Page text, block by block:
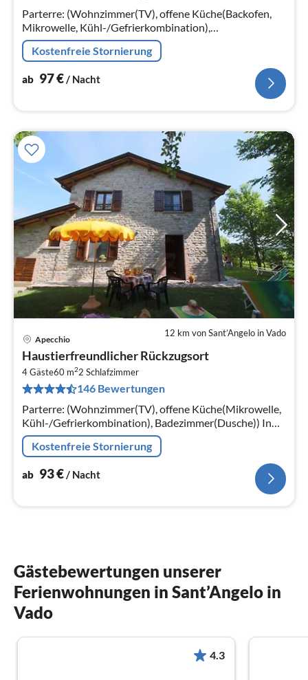
Parterre: (Wohnzimmer(TV), offene Küche(Backofen,
Mikrowelle, Kühl-/Gefrierkombination),
Schlafzimmer(Einzelbett, Etagenbett),
Schlafzimmer(Doppelbett), Badezimmer(Dusche))
Kostenfreie Stornierung
ab 97€ / Nacht
12 km von Sant’Angelo in Vado
Apecchio
Haustierfreundlicher Rückzugsort
4 Gäste60 m22 Schlafzimmer
146 Bewertungen
Parterre: (Wohnzimmer(TV), offene Küche(Mikrowelle,
Kühl-/Gefrierkombination), Badezimmer(Dusche)) In
der 1. Etage: (Fernsehzimmer(TV, Kaminofen),
Schlafzimmer(Doppelbett)
Kostenfreie Stornierung
ab 93€/ Nacht
Gästebewertungen unserer
Ferienwohnungen in Sant’Angelo in
Vado
4.3